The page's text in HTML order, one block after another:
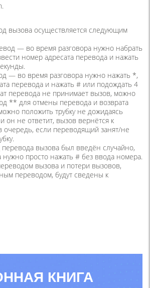
вызова осуществляется следующим
— во время разговора нужно набрать
номер адресата перевода и нажать
— во время разговора нужно нажать *,
перевода и нажать # или подождать 4
перевода не принимает вызов, можно
** для отмены перевода и возврата
положить трубку не дожидаясь
он не ответит, вызов вернётся к
очередь, если переводящий занят/не
вызова был введён случайно,
нужно просто нажать # без ввода номера.
вызова и потери вызовов,
переводом, будут сведены к
КНИГА